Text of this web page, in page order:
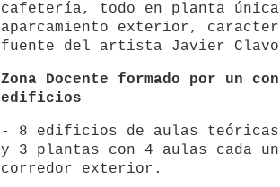
cafetería, todo en planta
aparcamiento exterior,
fuente del artista Javier
Zona Docente formado por un
edificios
- 8 edificios de aulas
y 3 plantas con 4 aulas cada
corredor exterior.